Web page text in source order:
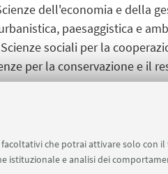
che potrai attivare solo con
istituzionale e analisi dei
dell'economia e della
paesaggistica e
sociali per la
per la conservazione e il
dalla Commissione.